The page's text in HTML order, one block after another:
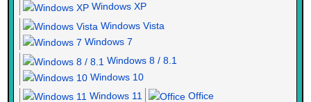
Windows XP
Windows Vista
Windows 7
Windows 8 / 8.1
Windows 10
Windows 11
Office